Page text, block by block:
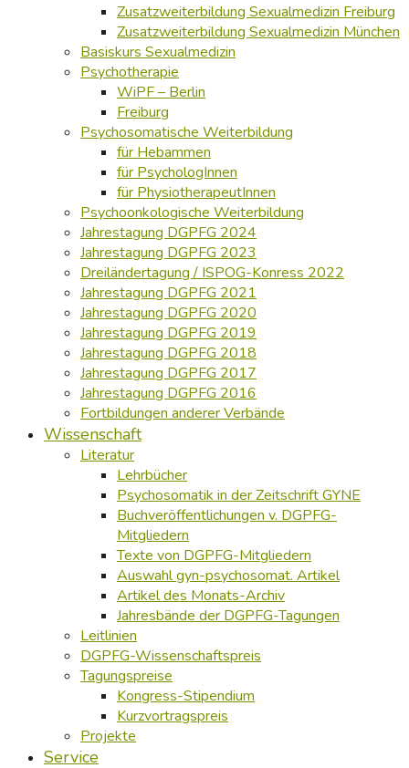
Zusatzweiterbildung Sexualmedizin Freiburg
Zusatzweiterbildung Sexualmedizin München
Basiskurs Sexualmedizin
Psychotherapie
WiPF – Berlin
Freiburg
Psychosomatische Weiterbildung
für Hebammen
für PsychologInnen
für PhysiotherapeutInnen
Psychoonkologische Weiterbildung
Jahrestagung DGPFG 2024
Jahrestagung DGPFG 2023
Dreiländertagung / ISPOG-Konress 2022
Jahrestagung DGPFG 2021
Jahrestagung DGPFG 2020
Jahrestagung DGPFG 2019
Jahrestagung DGPFG 2018
Jahrestagung DGPFG 2017
Jahrestagung DGPFG 2016
Fortbildungen anderer Verbände
Wissenschaft
Literatur
Lehrbücher
Psychosomatik in der Zeitschrift GYNE
Buchveröffentlichungen v. DGPFG-
Mitgliedern
Texte von DGPFG-Mitgliedern
Auswahl gyn-psychosomat. Artikel
Artikel des Monats-Archiv
Jahresbände der DGPFG-Tagungen
Leitlinien
DGPFG-Wissenschaftspreis
Tagungspreise
Kongress-Stipendium
Kurzvortragspreis
Projekte
Service